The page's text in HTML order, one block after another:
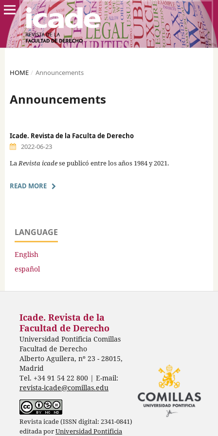
HOME / Announcements
Announcements
Icade. Revista de la Faculta de Derecho
2022-06-23
LaRevista icadese publicó entre los años 1984 y 2021.
READ MORE
LANGUAGE
English
español
Icade. Revista de la
Facultad de Derecho
Universidad Pontificia Comillas
Facultad de Derecho
Alberto Aguilera, nº 23 - 28015,
Madrid
Tel. +34 91 54 22 800 | E-mail:
revista-icade@comillas.edu
Revista icade (ISSN digital: 2341-0841)
editada porUniversidad Pontificia